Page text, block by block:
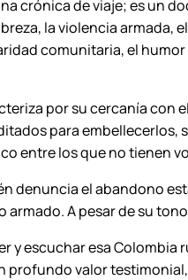
crónica de viaje; es un
la violencia
comunitaria, el
por su cercanía
para
entre los que no tienen
denuncia el abandono
A pesar de su
y escuchar esa
profundo valor